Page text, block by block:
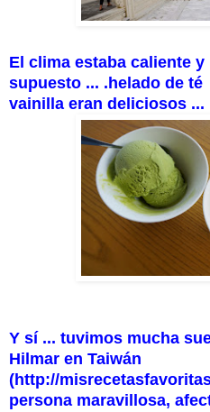
El clima estaba caliente
supuesto ... .helado de té
vainilla eran deliciosos ...
Y sí ... tuvimos mucha
Hilmar en Taiwán
(http://
persona maravillosa,